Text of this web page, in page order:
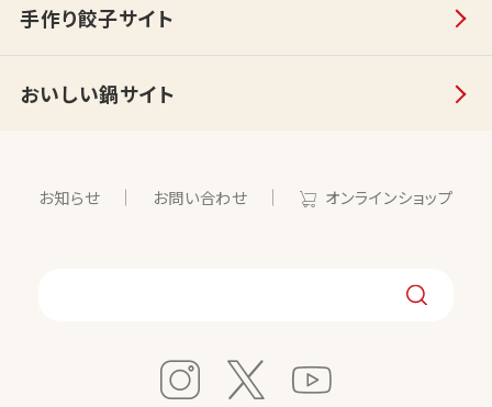
手作り餃子サイト
おいしい鍋サイト
お知らせ お問い合わせ オンラインショップ